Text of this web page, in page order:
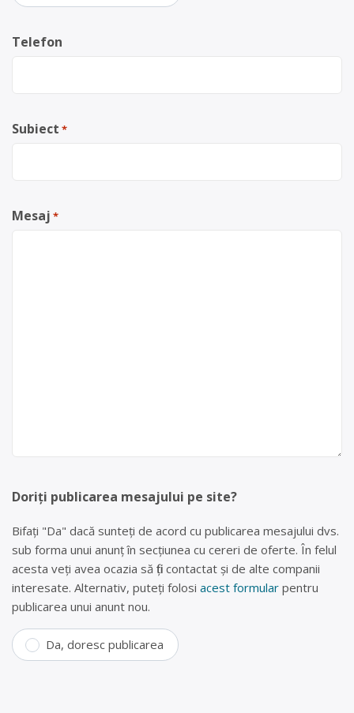
Telefon
Subiect *
Mesaj *
Doriți publicarea mesajului pe site?
Bifați "Da" dacă sunteți de acord cu publicarea mesajului dvs.
sub forma unui anunț în secțiunea cu cereri de oferte. În felul
acesta veți avea ocazia să fiți contactat și de alte companii
interesate. Alternativ, puteți folosi acest formular pentru
publicarea unui anunt nou.
Da, doresc publicarea